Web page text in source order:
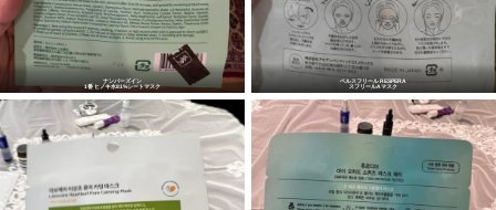
ナンバーズイン
1番 ヒノキ水81%シートマスク
ベルスフリール RESPERA
スフリールAマスク